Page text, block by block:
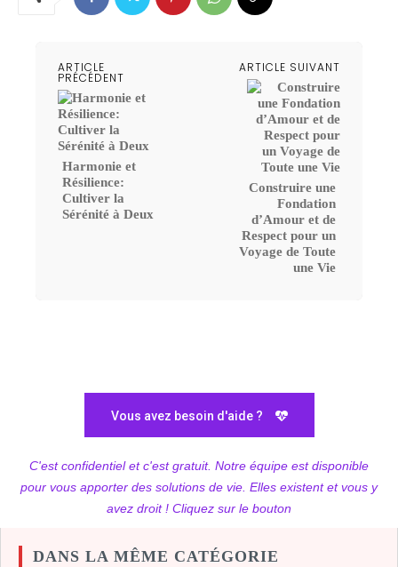
ARTICLE
PRÉCÉDENT
Harmonie et
Résilience:
Cultiver la
Sérénité à Deux
ARTICLE SUIVANT
Construire une
Fondation
d’Amour et de
Respect pour un
Voyage de Toute
une Vie
Vous avez besoin d'aide ?
C'est confidentiel et c'est gratuit. Notre équipe est disponible
pour vous apporter des solutions de vie. Elles existent et vous y
avez droit ! Cliquez sur le bouton
DANS LA MÊME CATÉGORIE